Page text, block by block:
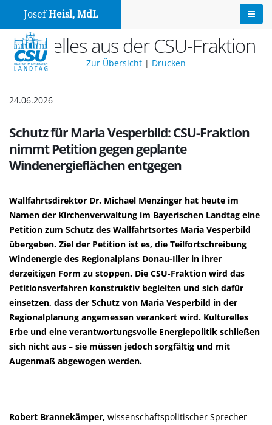
JosefHeisl, MdL
Aktuelles aus der CSU-Fraktion
Zur Übersicht | Drucken
24.06.2026
Schutz für Maria Vesperbild: CSU-Fraktion
nimmt Petition gegen geplante
Windenergieflächen entgegen
Wallfahrtsdirektor Dr. Michael Menzinger hat heute im
Namen der Kirchenverwaltung im Bayerischen Landtag eine
Petition zum Schutz des Wallfahrtsortes Maria Vesperbild
übergeben. Ziel der Petition ist es, die Teilfortschreibung
Windenergie des Regionalplans Donau-Iller in ihrer
derzeitigen Form zu stoppen. Die CSU-Fraktion wird das
Petitionsverfahren konstruktiv begleiten und sich dafür
einsetzen, dass der Schutz von Maria Vesperbild in der
Regionalplanung angemessen verankert wird. Kulturelles
Erbe und eine verantwortungsvolle Energiepolitik schließen
sich nicht aus – sie müssen jedoch sorgfältig und mit
Augenmaß abgewogen werden.
Robert Brannekämper, wissenschaftspolitischer Sprecher